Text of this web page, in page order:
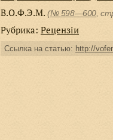
В.О.Ф.Э.М. (№ 598—600 ,
Рубрика: Рецензiи
Ссылка на статью: http://